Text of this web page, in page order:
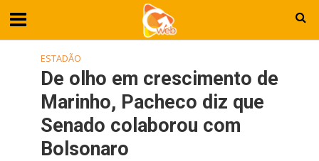
ESTADÃO
De olho em crescimento de
Marinho, Pacheco diz que
Senado colaborou com
Bolsonaro